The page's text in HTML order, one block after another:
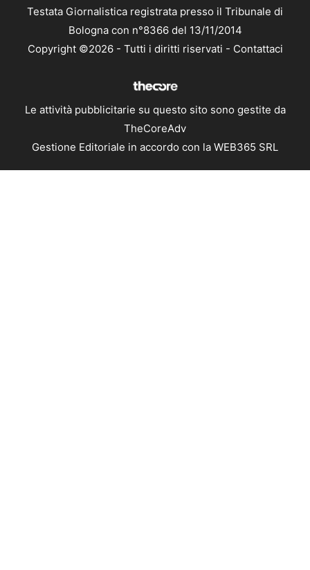
Testata Giornalistica registrata presso il Tribunale di
Bologna con n°8366 del 13/11/2014
Copyright ©2026 - Tutti i diritti riservati - Contattaci
Le attività pubblicitarie su questo sito sono gestite da
TheCoreAdv
Gestione Editoriale in accordo con la WEB365 SRL